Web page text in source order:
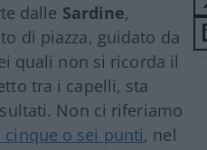
dalle Sardine,
di piazza, guidato da
quali non si ricorda il
tra i capelli, sta
Non ci riferiamo
o sei punti, nel